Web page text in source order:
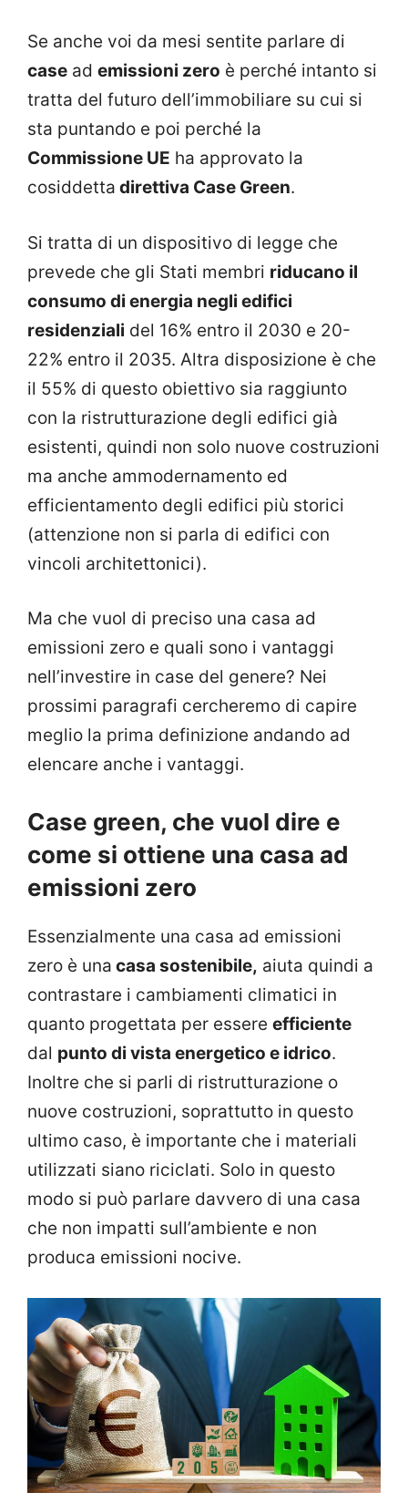
Se anche voi da mesi sentite parlare di
case ad emissioni zero è perché intanto si
tratta del futuro dell’immobiliare su cui si
sta puntando e poi perché la
Commissione UE ha approvato la
cosiddetta direttiva Case Green.
Si tratta di un dispositivo di legge che
prevede che gli Stati membri riducano il
consumo di energia negli edifici
residenziali del 16% entro il 2030 e 20-
22% entro il 2035. Altra disposizione è che
il 55% di questo obiettivo sia raggiunto
con la ristrutturazione degli edifici già
esistenti, quindi non solo nuove costruzioni
ma anche ammodernamento ed
efficientamento degli edifici più storici
(attenzione non si parla di edifici con
vincoli architettonici).
Ma che vuol di preciso una casa ad
emissioni zero e quali sono i vantaggi
nell’investire in case del genere? Nei
prossimi paragrafi cercheremo di capire
meglio la prima definizione andando ad
elencare anche i vantaggi.
Case green, che vuol dire e
come si ottiene una casa ad
emissioni zero
Essenzialmente una casa ad emissioni
zero è una casa sostenibile, aiuta quindi a
contrastare i cambiamenti climatici in
quanto progettata per essere efficiente
dal punto di vista energetico e idrico.
Inoltre che si parli di ristrutturazione o
nuove costruzioni, soprattutto in questo
ultimo caso, è importante che i materiali
utilizzati siano riciclati. Solo in questo
modo si può parlare davvero di una casa
che non impatti sull’ambiente e non
produca emissioni nocive.